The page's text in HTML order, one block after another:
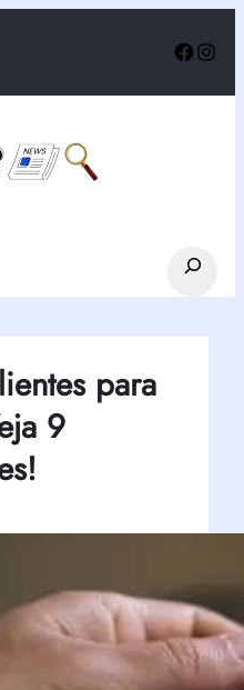
Search
para
9